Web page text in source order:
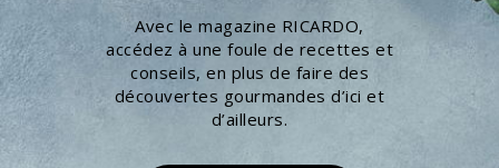
Avec le magazine RICARDO,
accédez à une foule de recettes et
conseils, en plus de faire des
découvertes gourmandes d’ici et
d’ailleurs.